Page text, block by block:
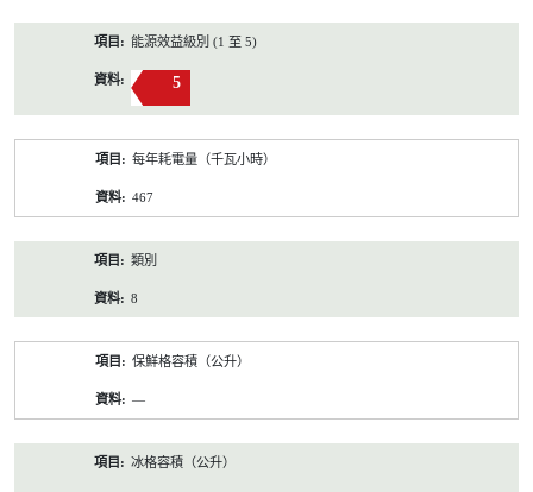
能源效益級別 (1 至 5)
5
每年耗電量（千瓦小時）
467
類別
8
保鮮格容積（公升）
—
冰格容積（公升）